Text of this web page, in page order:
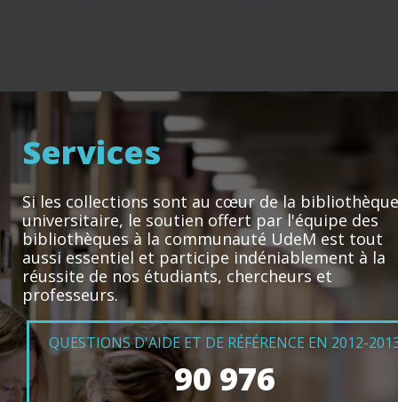
Services
Si les collections sont au cœur de la bibliothèque
universitaire, le soutien offert par l'équipe des
bibliothèques à la communauté UdeM est tout
aussi essentiel et participe indéniablement à la
réussite de nos étudiants, chercheurs et
professeurs.
QUESTIONS D'AIDE ET DE RÉFÉRENCE EN 2012-
90 976